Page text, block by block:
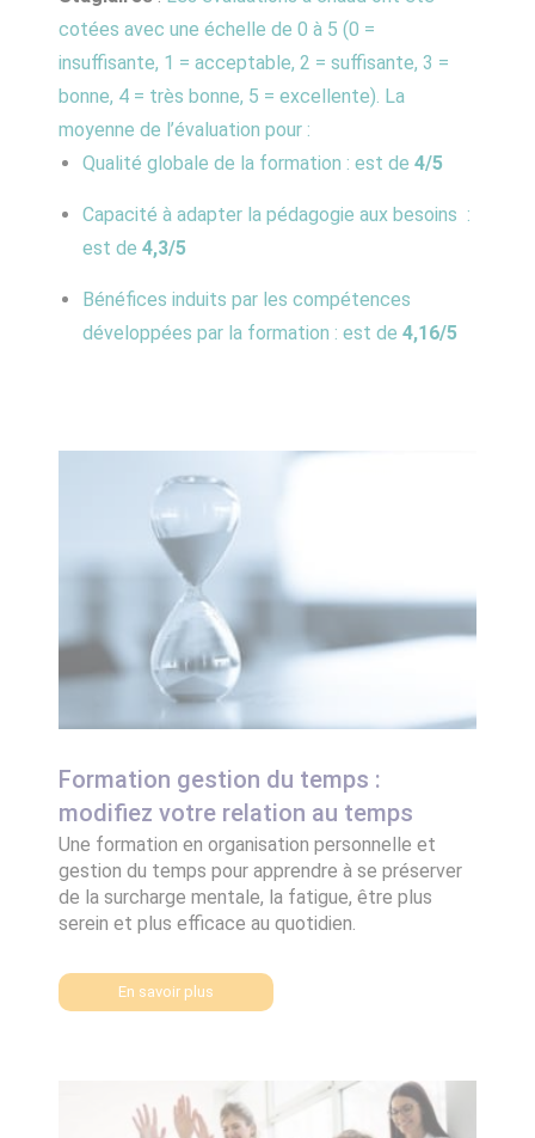
cotées avec une échelle de 0 à 5 (0 =
insuffisante, 1 = acceptable, 2 = suffisante, 3 =
bonne, 4 = très bonne, 5 = excellente). La
moyenne de l’évaluation pour :
Qualité globale de la formation : est de 4/5
Capacité à adapter la pédagogie aux besoins :
est de 4,3/5
Bénéfices induits par les compétences
développées par la formation : est de 4,16/5
Formation gestion du temps :
modifiez votre relation au temps
Une formation en organisation personnelle et
gestion du temps pour apprendre à se préserver
de la surcharge mentale, la fatigue, être plus
serein et plus efficace au quotidien.
En savoir plus